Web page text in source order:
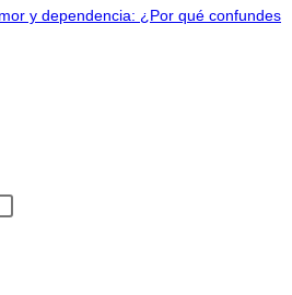
y dependencia: ¿Por qué confundes